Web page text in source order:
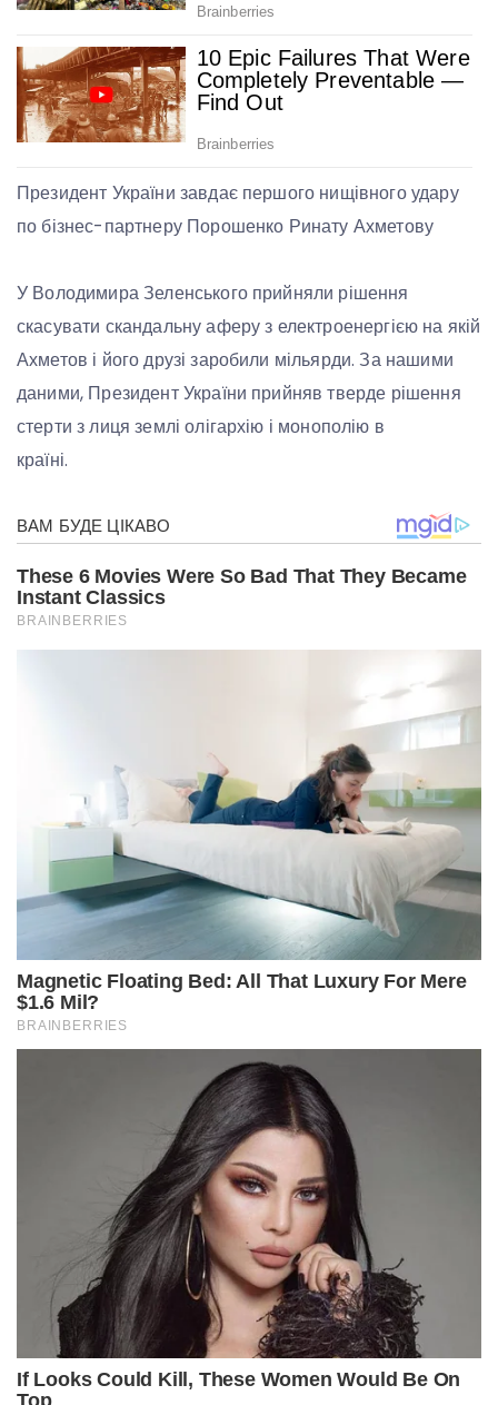
Президент України завдає першого нищівного удару
по бізнес-партнеру Порошенко Ринату Ахметову
У Володимира Зеленського прийняли рішення
скасувати скандальну аферу з електроенергією на якій
Ахметов і його друзі заробили мільярди. За нашими
даними, Президент України прийняв тверде рішення
стерти з лиця землі олігархію і монополію в
країні.